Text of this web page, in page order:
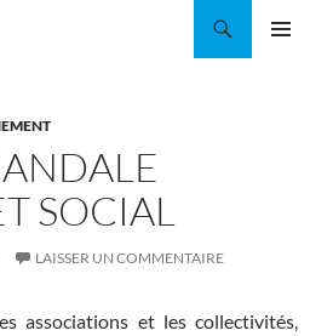
SOCIAL
LAISSER UN COMMENTAIRE
associations et les collectivités,